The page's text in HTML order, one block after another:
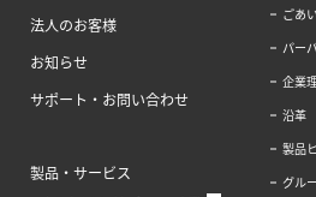
法人のお客様
お知らせ
サポート・お問い合わせ
製品・サービス
ごあ
パー
企業
沿革
製品
グル